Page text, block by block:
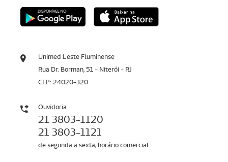
Unimed Leste Fluminense
Rua Dr. Borman, 51 - Niterói - RJ
CEP: 24020-320
Ouvidoria
21 3803-1120
21 3803-1121
de segunda a sexta, horário comercial